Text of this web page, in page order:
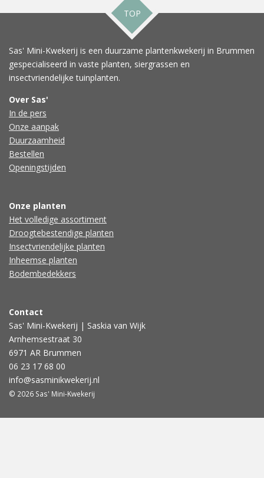
TOP
Sas' Mini-Kwekerij is een duurzame plantenkwekerij in Brummen
gespecialiseerd in vaste planten, siergrassen en
insectvriendelijke tuinplanten.
Over Sas'
In de pers
Onze aanpak
Duurzaamheid
Bestellen
Openingstijden
Onze planten
Het volledige assortiment
Droogtebestendige planten
Insectvriendelijke planten
Inheemse planten
Bodembedekkers
Contact
Sas' Mini-Kwekerij | Saskia van Wijk
Arnhemsestraat 30
6971 AR Brummen
06 23 17 68 00
info@sasminikwekerij.nl
© 2026 Sas' Mini-Kwekerij